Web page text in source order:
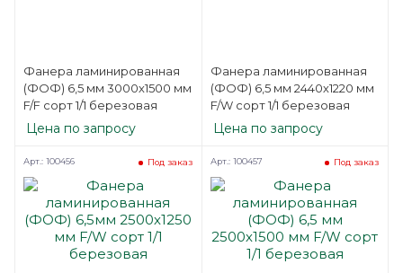
Фанера ламинированная
(ФОФ) 6,5 мм 3000х1500 мм
F/F сорт 1/1 березовая
Цена по запросу
Фанера ламинированная
(ФОФ) 6,5 мм 2440х1220 мм
F/W сорт 1/1 березовая
Цена по запросу
Под заказ
Арт.: 100456 Под заказ
Арт.: 100457